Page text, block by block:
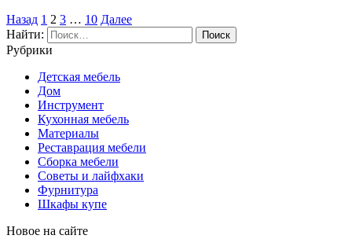
Назад 1 2 3 … 10 Далее
Найти:
Рубрики
Детская мебель
Дом
Инструмент
Кухонная мебель
Материалы
Реставрация мебели
Сборка мебели
Советы и лайфхаки
Фурнитура
Шкафы купе
Новое на сайте